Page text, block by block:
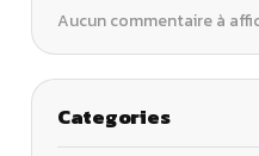
Aucun commentaire à
Categories